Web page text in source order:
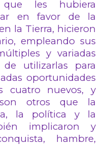
les hubiera
en favor de la
la Tierra, hicieron
empleando sus
y variadas
utilizarlas para
oportunidades
cuatro nuevos, y
otros que la
la política y la
implicaron y
hambre,